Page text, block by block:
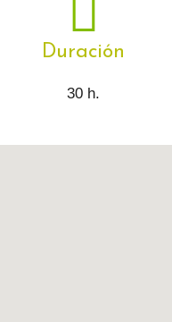
Duración
30 h.